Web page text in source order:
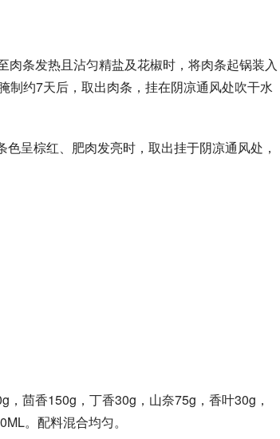
条发热且沾匀精盐及花椒时，将肉条起锅装入
制约7天后，取出肉条，挂在阴凉通风处吹干水
呈棕红、肥肉发亮时，取出挂于阴凉通风处，
茴香150g，丁香30g，山奈75g，香叶30g，
。配料混合均匀。